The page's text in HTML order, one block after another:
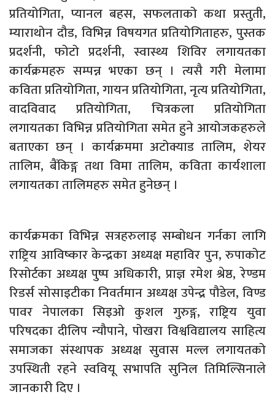
प्रतियोगिता, प्यानल बहस, सफलताको कथा प्रस्तुती,
म्याराथोन दौड, विभिन्न विषयगत प्रतियोगिताहरु, पुस्तक
प्रदर्शनी, फोटो प्रदर्शनी, स्वास्थ्य शिविर लगायतका
कार्यक्रमहरु सम्पन्न भएका छन् । त्यसै गरी मेलामा
कविता प्रतियोगिता, गायन प्रतियोगिता, नृत्य प्रतियोगिता,
वादविवाद प्रतियोगिता, चित्रकला प्रतियोगिता
लगायतका विभिन्न प्रतियोगिता समेत हुने आयोजकहरुले
बताएका छन् । कार्यक्रममा अटोक्याड तालिम, शेयर
तालिम, बैंकिङ्ग तथा विमा तालिम, कविता कार्यशाला
लगायतका तालिमहरु समेत हुनेछन् ।
कार्यक्रमका विभिन्न सत्रहरुलाइ सम्बोधन गर्नका लागि
राष्ट्रिय आविष्कार केन्द्रका अध्यक्ष महाविर पुन, रुपाकोट
रिसोर्टका अध्यक्ष पुष्प अधिकारी, प्राज्ञ रमेश श्रेष्ठ, रेण्डम
रिडर्स सोसाइटीका निवर्तमान अध्यक्ष उपेन्द्र पौडेल, विण्ड
पावर नेपालका सिइओ कुशल गुरुङ्ग, राष्ट्रिय युवा
परिषदका दीलिप न्यौपाने, पोखरा विश्वविद्यालय साहित्य
समाजका संस्थापक अध्यक्ष सुवास मल्ल लगायतको
उपस्थिती रहने स्ववियू सभापति सुनिल तिमिल्सिनाले
जानकारी दिए ।